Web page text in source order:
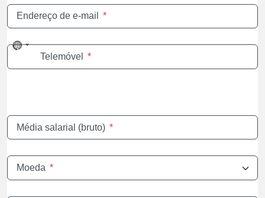
Endereço de e-mail *
No
countryTelemóvel *
Média salarial (bruto) *
Moeda *